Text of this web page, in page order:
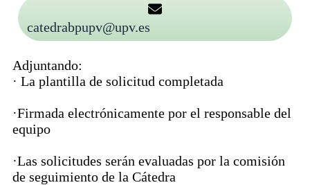
catedrabpupv@upv.es
Adjuntando:
· La plantilla de solicitud completada
·Firmada electrónicamente por el responsable del
equipo
·Las solicitudes serán evaluadas por la comisión
de seguimiento de la Cátedra